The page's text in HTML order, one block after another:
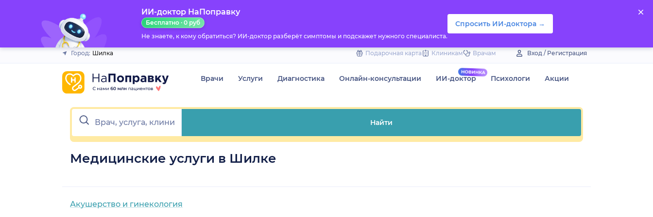
ИИ-доктор НаПоправку
Бесплатно · 0 руб
Не знаете, к кому обратиться? ИИ-доктор разберёт симптомы и подскажет нужного специалиста.
Спросить ИИ-доктора →
Город: Шилка Подарочная карта Клиникам Врачам Вход / Регистрация
Врачи Услуги Диагностика Онлайн-консультации ИИ-доктор Психологи Акции
Найти
Медицинские услуги в Шилке
Акушерство и гинекология